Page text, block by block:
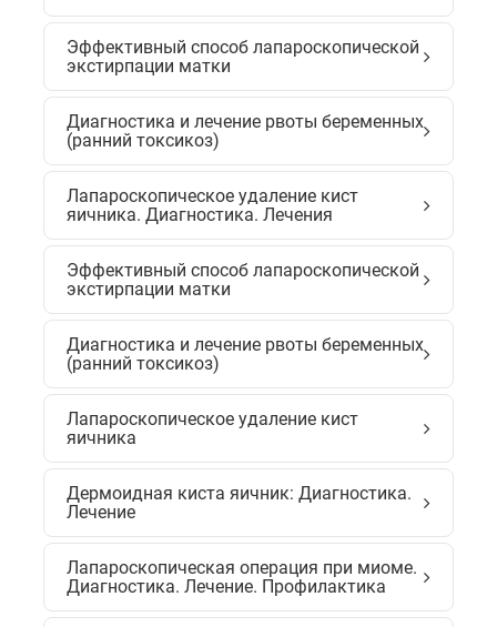
Эффективный способ лапароскопической
экстирпации матки
Диагностика и лечение рвоты беременных
(ранний токсикоз)
Лапароскопическое удаление кист
яичника. Диагностика. Лечения
Эффективный способ лапароскопической
экстирпации матки
Диагностика и лечение рвоты беременных
(ранний токсикоз)
Лапароскопическое удаление кист
яичника
Дермоидная киста яичник: Диагностика.
Лечение
Лапароскопическая операция при миоме.
Диагностика. Лечение. Профилактика